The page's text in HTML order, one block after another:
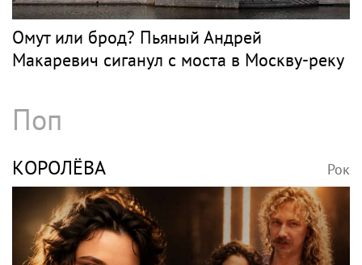
Омут или брод? Пьяный Андрей
Макаревич сиганул с моста в Москву-реку
Поп
КОРОЛЁВА Рок